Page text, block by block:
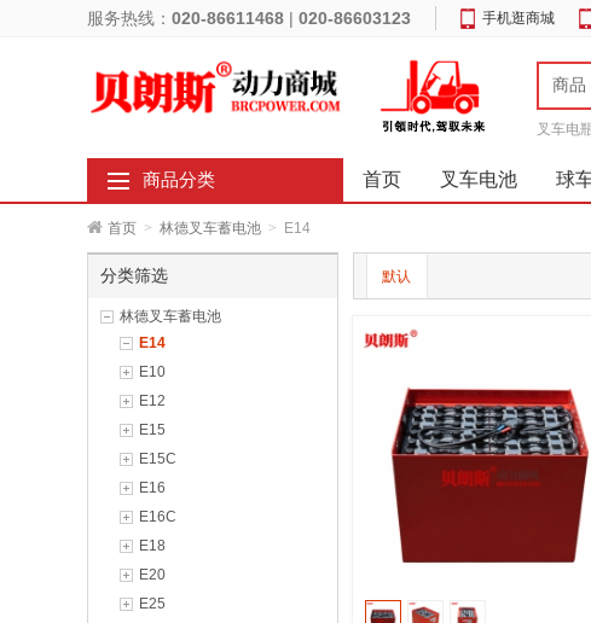
服务热线： 020-86611468 | 020-86603123 手机逛商城
商品
叉车电
商品分类 首页 叉车电池 球
首页 > 林德叉车蓄电池 > E14
分类筛选
林德叉车蓄电池
E14
E10
E12
E15
E15C
E16
E16C
E18
E20
E25
默认